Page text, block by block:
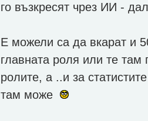
го възкресят чрез ИИ -
Е можели са да вкарат и
главната роля или те там
ролите, а ..и за
там може